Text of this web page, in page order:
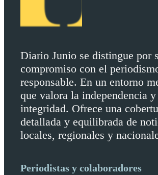
Diario Junio se distingue por
compromiso con el
responsable. En un entorno
que valora la independencia
integridad. Ofrece una
detallada y equilibrada de
locales, regionales y
Periodistas y colaboradores